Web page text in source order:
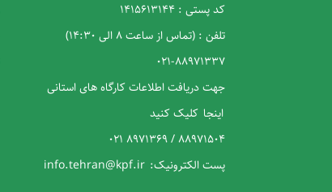
کد پستی : 1415613144
تلفن : (تماس از ساعت 8 الی 14:30)
88971337-021
جهت دریافت اطلاعات کارگاه های استانی
اینجا کلیک کنید
88971504 / 8971369 021
پست الکترونیک: info.tehran@kpf.ir